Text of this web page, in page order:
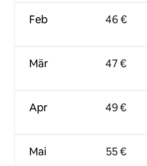
Feb
Mär
Apr
Mai
46 €
47 €
49 €
55 €